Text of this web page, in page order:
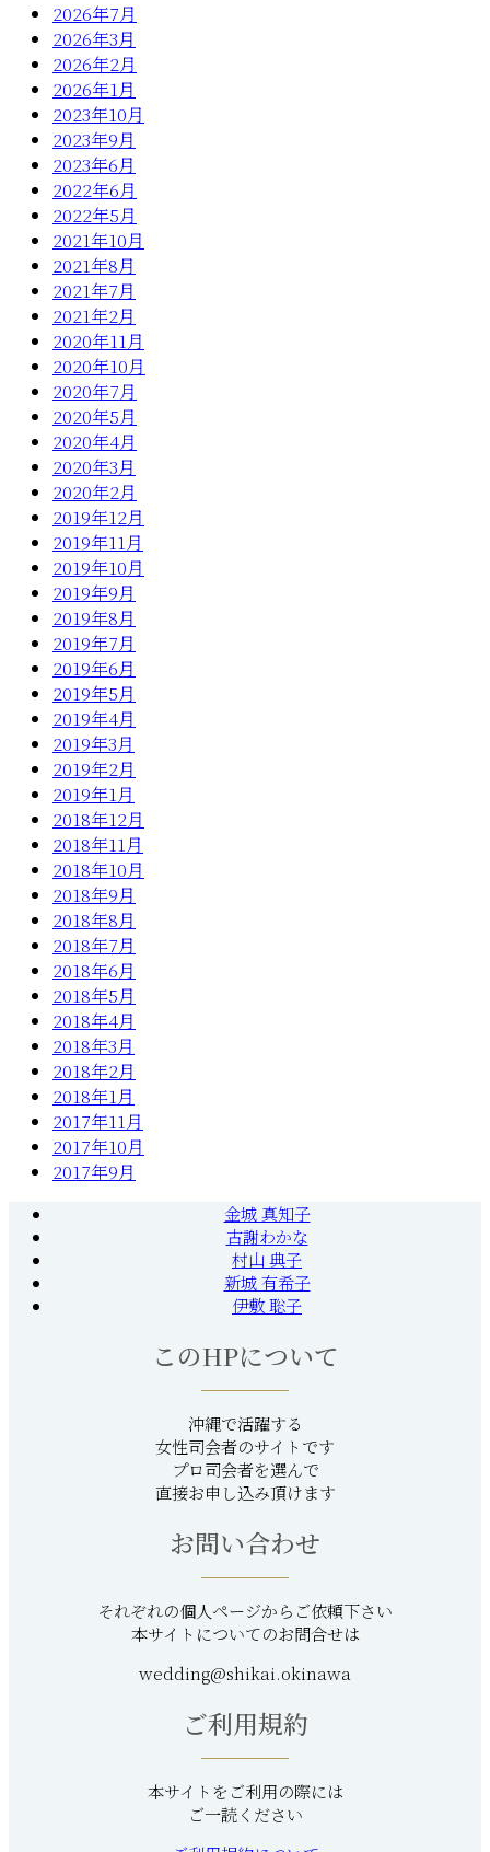
2026年7月
2026年3月
2026年2月
2026年1月
2023年10月
2023年9月
2023年6月
2022年6月
2022年5月
2021年10月
2021年8月
2021年7月
2021年2月
2020年11月
2020年10月
2020年7月
2020年5月
2020年4月
2020年3月
2020年2月
2019年12月
2019年11月
2019年10月
2019年9月
2019年8月
2019年7月
2019年6月
2019年5月
2019年4月
2019年3月
2019年2月
2019年1月
2018年12月
2018年11月
2018年10月
2018年9月
2018年8月
2018年7月
2018年6月
2018年5月
2018年4月
2018年3月
2018年2月
2018年1月
2017年11月
2017年10月
2017年9月
金城 真知子
古謝わかな
村山 典子
新城 有希子
伊敷 聡子
このHPについて
沖縄で活躍する
女性司会者のサイトです
プロ司会者を選んで
直接お申し込み頂けます
お問い合わせ
それぞれの個人ページからご依頼下さい
本サイトについてのお問合せは
wedding@shikai.okinawa
ご利用規約
本サイトをご利用の際には
ご一読ください